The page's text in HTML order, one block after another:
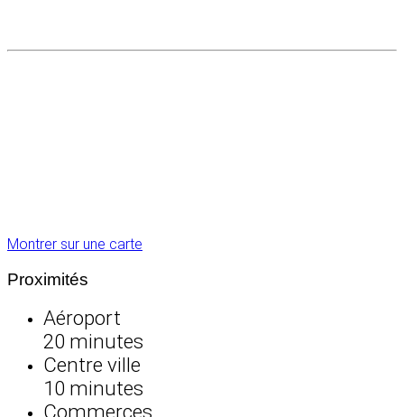
Montrer sur une carte
Proximités
Aéroport
20 minutes
Centre ville
10 minutes
Commerces